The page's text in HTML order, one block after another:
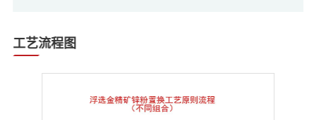
工艺流程图